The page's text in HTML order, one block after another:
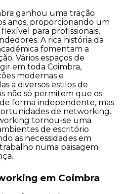
ganhou uma tração
anos, proporcionando um
para profissionais,
A rica história da
fomentam a
Vários espaços de
em toda Coimbra,
modernas e
a diversos estilos de
não só permitem que os
forma independente, mas
de networking.
tornou-se uma
de escritório
as necessidades em
numa paisagem
em Coimbra